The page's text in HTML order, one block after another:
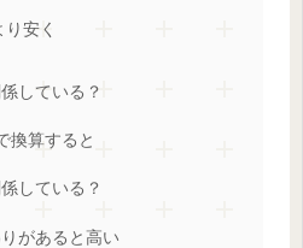
安く
している？
換算すると
している？
があると高い